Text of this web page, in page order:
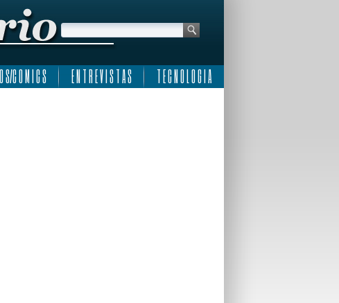
S/C O M I C S E N T R E V I S T A S T E C N O L O G I A